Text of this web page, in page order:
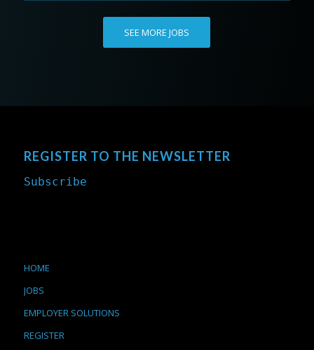
SEE MORE JOBS
REGISTER TO THE NEWSLETTER
Subscribe
HOME
JOBS
EMPLOYER SOLUTIONS
REGISTER